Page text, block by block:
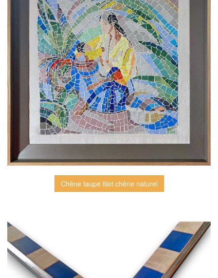
Chêne taupe filet chêne naturel